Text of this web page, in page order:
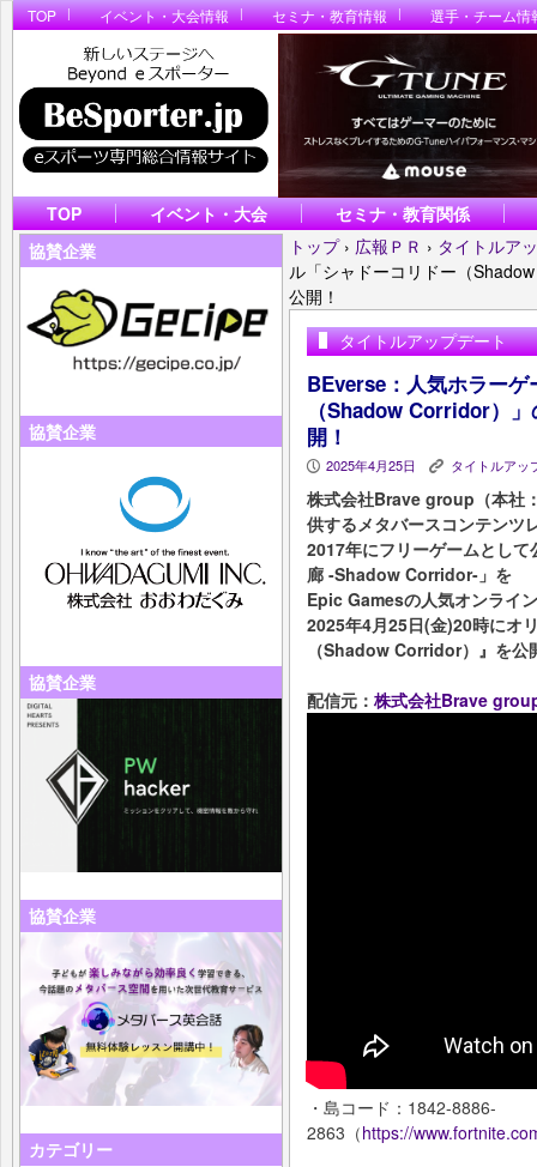
TOP イベント・大会情報 セミナ・教育情報 選手・チーム情
TOP イベント・大会
セミナ・教育関係
協賛企業
協賛企業
協賛企業
協賛企業
カテゴリー
トップ › 広報ＰＲ › タイトルア
ル「シャドーコリドー（
公開！
タイトルアップデート
BEverse：人気ホラー
（Shadow Corridor）
開！
P 2025年4月25日 K タイトルアッ
株式会社Brave group（本社
供するメタバースコンテンツ
2017年にフリーゲームとし
廊 -Shadow Corridor-」を
Epic Gamesの人気オンライ
2025年4月25日(金)20時にオ
（Shadow Corridor）』を公
配信元： 株式会社Brave
・島コード：1842-8886-
2863（https://